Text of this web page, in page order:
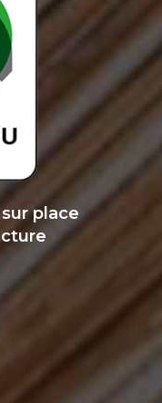
place